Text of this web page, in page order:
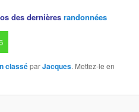
des dernièresrandonnées
classéparJacques. Mettez-le en